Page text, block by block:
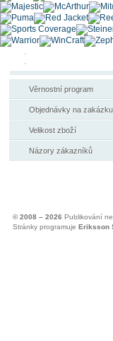
Věrnostní program
Objednávky na zakázku
Velikost zboží
Názory zákazníků
© 2008 – 2026 Publikování
Stránky programuje Eriksson